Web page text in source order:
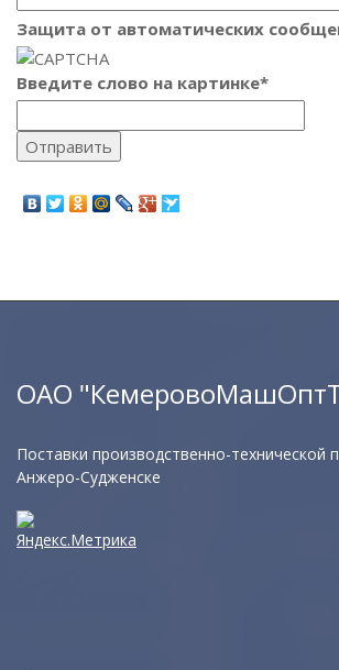
Защита от автоматических
Введите слово на картинке*
ОАО
Поставки производственно-технической
Анжеро-Судженске